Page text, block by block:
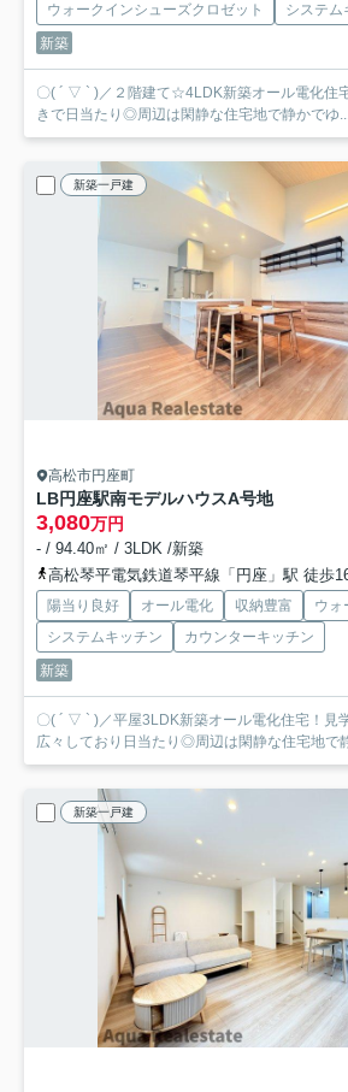
ウォークインシューズクロゼット
システム
新築
〇( ´ ▽ ` )／２階建て☆4LDK新築オール電化住
きで日当たり◎周辺は閑静な住宅地で静かでゆ
新築一戸建
高松市円座町
LB円座駅南モデルハウスA号地
3,080万円
- / 94.40㎡ / 3LDK /新築
高松琴平電気鉄道琴平線「円座」駅 徒歩
陽当り良好 オール電化 収納豊富
ウォ
システムキッチン
カウンターキッチン
新築
〇( ´ ▽ ` )／平屋3LDK新築オール電化住宅！見
広々しており日当たり◎周辺は閑静な住宅地で
新築一戸建